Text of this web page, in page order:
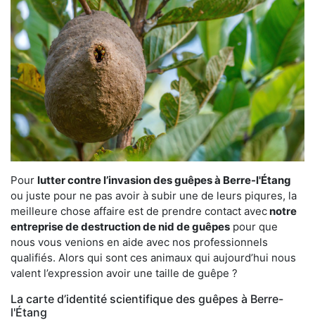
Pour lutter contre l’invasion des guêpes à Berre-l'Étang
ou juste pour ne pas avoir à subir une de leurs piqures, la
meilleure chose affaire est de prendre contact avecnotre
entreprise de destruction de nid de guêpes pour que
nous vous venions en aide avec nos professionnels
qualifiés. Alors qui sont ces animaux qui aujourd’hui nous
valent l’expression avoir une taille de guêpe ?
La carte d’identité scientifique des guêpes à Berre-
l'Étang